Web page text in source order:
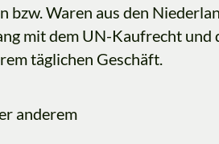
Waren aus den
mit dem UN-Kaufrecht und
täglichen Geschäft.
anderem